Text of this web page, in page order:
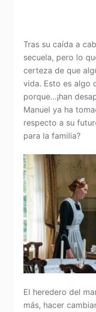
Tras su caída a
secuela, pero lo
certeza de que
vida. Esto es algo
porque…¡han
Manuel ya ha
respecto a su
para la familia?
El heredero del
más, hacer